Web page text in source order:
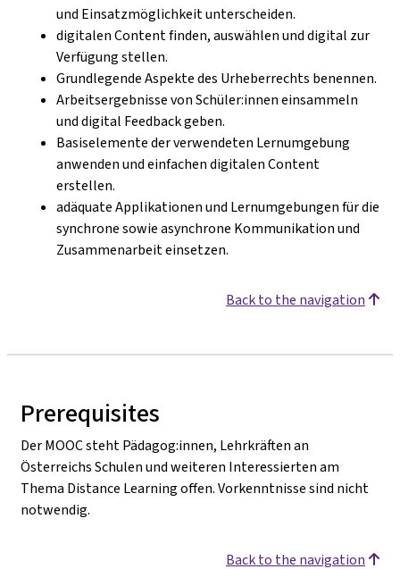
und Einsatzmöglichkeit unterscheiden.
digitalen Content finden, auswählen und digital zur
Verfügung stellen.
Grundlegende Aspekte des Urheberrechts benennen.
Arbeitsergebnisse von Schüler:innen einsammeln
und digital Feedback geben.
Basiselemente der verwendeten Lernumgebung
anwenden und einfachen digitalen Content
erstellen.
adäquate Applikationen und Lernumgebungen für die
synchrone sowie asynchrone Kommunikation und
Zusammenarbeit einsetzen.
Back to the navigation
Prerequisites
Der MOOC steht Pädagog:innen, Lehrkräften an
Österreichs Schulen und weiteren Interessierten am
Thema Distance Learning offen. Vorkenntnisse sind nicht
notwendig.
Back to the navigation